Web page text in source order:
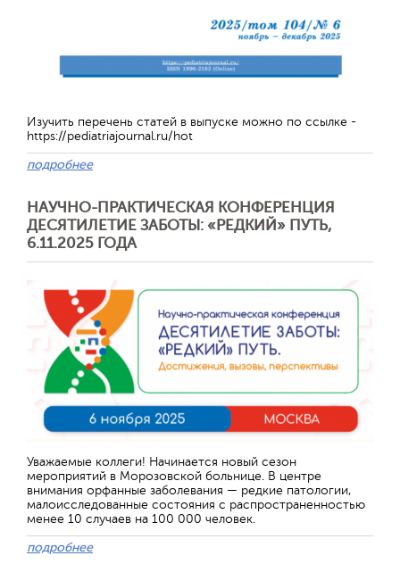
Изучить перечень статей в выпуске можно по ссылке -
https://pediatriajournal.ru/hot
подробнее
НАУЧНО-ПРАКТИЧЕСКАЯ КОНФЕРЕНЦИЯ
ДЕСЯТИЛЕТИЕ ЗАБОТЫ: «РЕДКИЙ» ПУТЬ,
6.11.2025 ГОДА
Уважаемые коллеги! Начинается новый сезон
мероприятий в Морозовской больнице. В центре
внимания орфанные заболевания — редкие патологии,
малоисследованные состояния с распространенностью
менее 10 случаев на 100 000 человек.
подробнее